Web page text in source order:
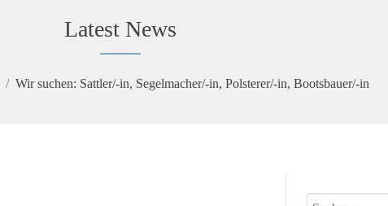
Latest News
Wir suchen: Sattler/-in, Segelmacher/-in, Polsterer/-in, Bootsbauer/-in
Suchen